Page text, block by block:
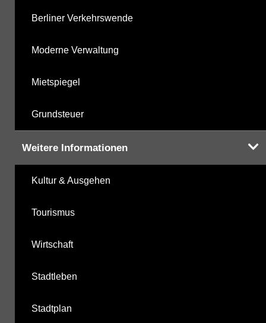
Berliner Verkehrswende
Moderne Verwaltung
Mietspiegel
Grundsteuer
Weitere Informationen
Kultur & Ausgehen
Tourismus
Wirtschaft
Stadtleben
Stadtplan